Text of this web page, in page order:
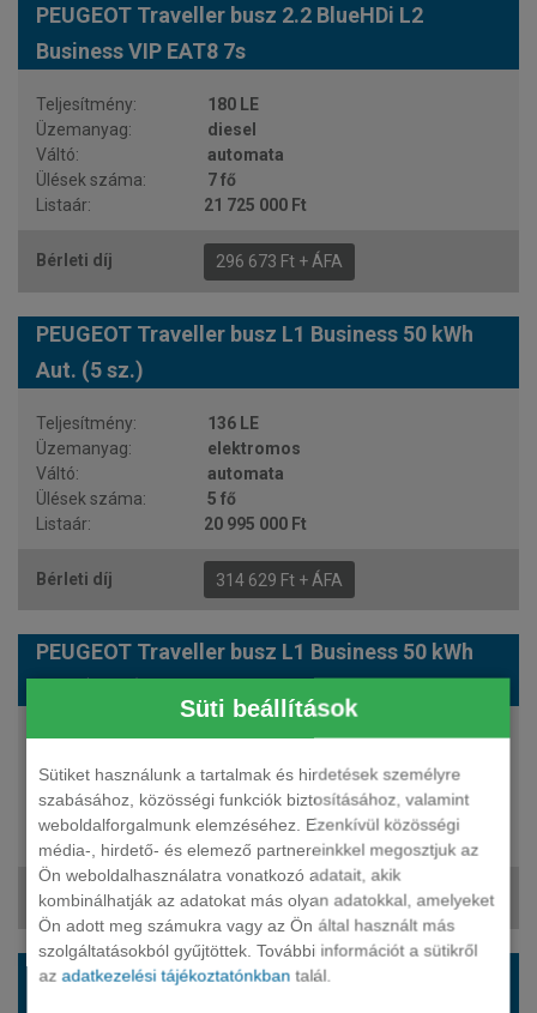
Süti beállítások
Sütiket használunk a tartalmak és hirdetések személyre
szabásához, közösségi funkciók biztosításához, valamint
weboldalforgalmunk elemzéséhez. Ezenkívül közösségi
média-, hirdető- és elemező partnereinkkel megosztjuk az
Ön weboldalhasználatra vonatkozó adatait, akik
kombinálhatják az adatokat más olyan adatokkal, amelyeket
Ön adott meg számukra vagy az Ön által használt más
szolgáltatásokból gyűjtöttek. További információt a sütikről
azadatkezelési tájékoztatónkban talál.
PEUGEOT Traveller busz 2.2 BlueHDi L2
Business VIP EAT8 7s
180 LE
diesel
automata
7 fő
21 725 000 Ft
296 673 Ft + ÁFA
PEUGEOT Traveller busz L1 Business 50 kWh
Aut. (5 sz.)
136 LE
elektromos
automata
5 fő
20 995 000 Ft
314 629 Ft + ÁFA
PEUGEOT Traveller busz L1 Business 50 kWh
136 LE
elektromos
automata
8 fő
20 995 000 Ft
314 629 Ft + ÁFA
PEUGEOT Traveller busz L1 Business 50 kWh